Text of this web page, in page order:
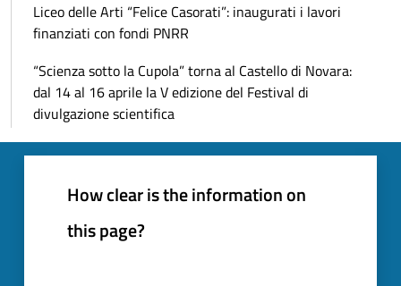
Liceo delle Arti “Felice Casorati”: inaugurati i lavori
finanziati con fondi PNRR
“Scienza sotto la Cupola” torna al Castello di Novara:
dal 14 al 16 aprile la V edizione del Festival di
divulgazione scientifica
How clear is the information on
this page?